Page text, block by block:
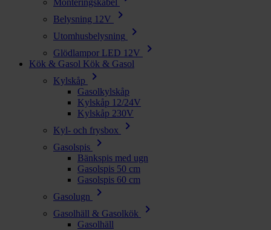
Monteringskabel
Belysning 12V chevron_right
Utomhusbelysning chevron_right
Glödlampor LED 12V chevron_right
Kök & Gasol Kök & Gasol
Kylskåp
chevron_right
Gasolkylskåp
Kylskåp 12/24V
Kylskåp 230V
Kyl- och frysbox
chevron_right
Gasolspis chevron_right
Bänkspis med ugn
Gasolspis 50 cm
Gasolspis 60 cm
Gasolugn
chevron_right
Gasolhäll & Gasolkök chevron_right
Gasolhäll